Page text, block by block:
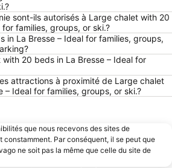
sont-ils autorisés à Large chalet with 20
families, groups, or ski.?
in La Bresse – Ideal for families, groups,
20 beds in La Bresse – Ideal for
attractions à proximité de Large chalet
– Ideal for families, groups, or ski.?
que nous recevons des sites de
constamment. Par conséquent, il se peut que
ne soit pas la même que celle du site de